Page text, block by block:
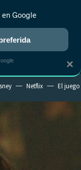
NUEVO
RANKINGS CINE
Netflix El
×
Google